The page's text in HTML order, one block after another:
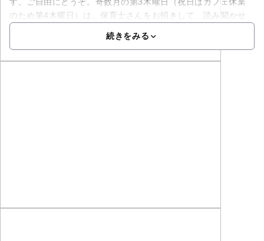
す。ご自由にどうぞ。奇数月の第3木曜日（祝日はカフェ休業
のため第4木曜日）は、保育士さんをお招きして、読み聞かせ
続きをみる